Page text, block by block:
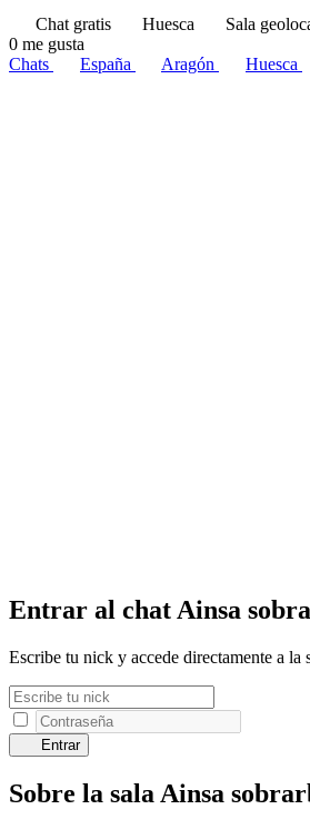
Chat gratis
Huesca Sala
0 me gusta
Chats
España Aragón Huesca
Entrar al chat Ainsa
Escribe tu nick y accede directamente a la
Entrar
Sobre la sala Ainsa